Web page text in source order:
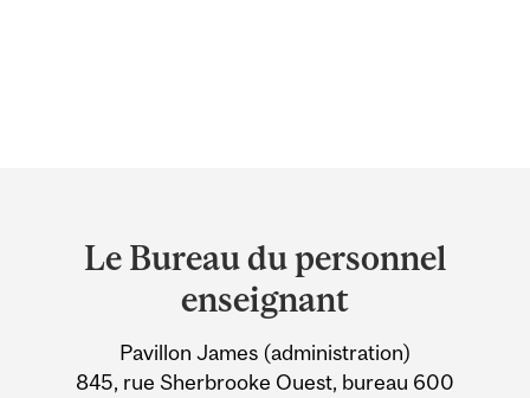
and
University
Information
Le Bureau du personnel
enseignant
Pavillon James (administration)
845, rue Sherbrooke Ouest, bureau 600